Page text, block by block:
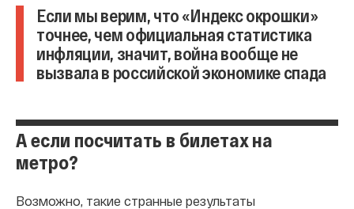
Если мы верим, что «Индекс окрошки»
точнее, чем официальная статистика
инфляции, значит, война вообще не
вызвала в российской экономике спада
А если посчитать в билетах на
метро?
Возможно, такие странные результаты